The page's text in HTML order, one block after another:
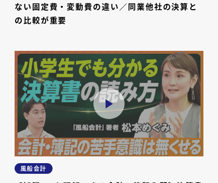
ない固定費・変動費の違い／同業他社の決算と
の比較が重要
風船会計